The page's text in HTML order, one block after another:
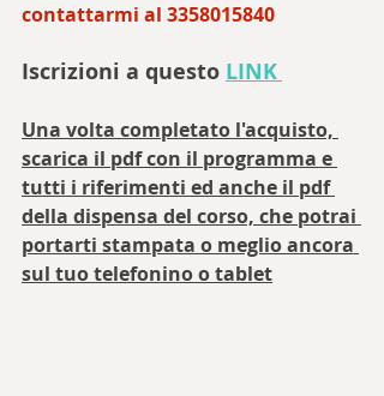
contattarmi al 3358015840
Iscrizioni a questo LINK
Una volta completato l'acquisto,
scarica il pdf con il programma e
tutti i riferimenti ed anche il pdf
della dispensa del corso, che potrai
portarti stampata o meglio ancora
sul tuo telefonino o tablet